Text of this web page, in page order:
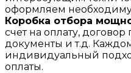
оформляем
Коробка отбора
счет на оплату, договор
документы и т.д.
индивидуальный
оплаты.